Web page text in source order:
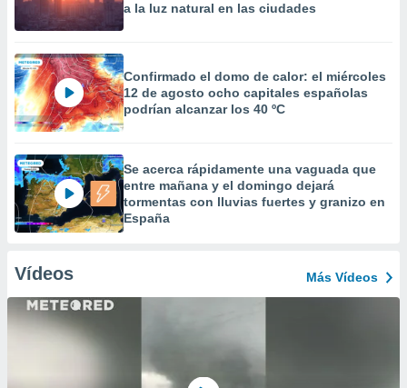
a la luz natural en las ciudades
Confirmado el domo de calor: el miércoles
12 de agosto ocho capitales españolas
podrían alcanzar los 40 ºC
Se acerca rápidamente una vaguada que
entre mañana y el domingo dejará
tormentas con lluvias fuertes y granizo en
España
Vídeos Más Vídeos